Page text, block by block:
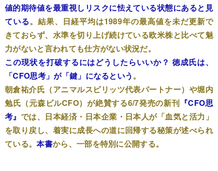
値的期待値を最重視しリスクに怯えている状態にあると見
ている。結果、日経平均は1989年の最高値を未だ更新で
きておらず、水準を切り上げ続けている欧米株と比べて魅
力がないと言われても仕方がない状況だ。
この現状を打破するにはどうしたらいいか？ 徳成氏は、
「CFO思考」が「鍵」になるという。
朝倉祐介氏（アニマルスピリッツ代表パートナー）や堀内
勉氏（元森ビルCFO）が絶賛する6/7発売の新刊 『CFO思
考』 では、日本経済・日本企業・日本人が「血気と活力」
を取り戻し、着実に成長への道に回帰する秘策が述べられ
ている。本書から、一部を特別に公開する。